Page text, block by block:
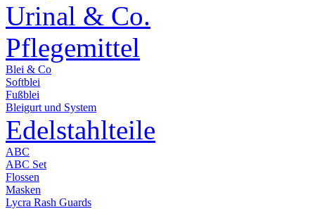
Urinal & Co.
Pflegemittel
Blei & Co
Softblei
Fußblei
Bleigurt und System
Edelstahlteile
ABC
ABC Set
Flossen
Masken
Lycra Rash Guards